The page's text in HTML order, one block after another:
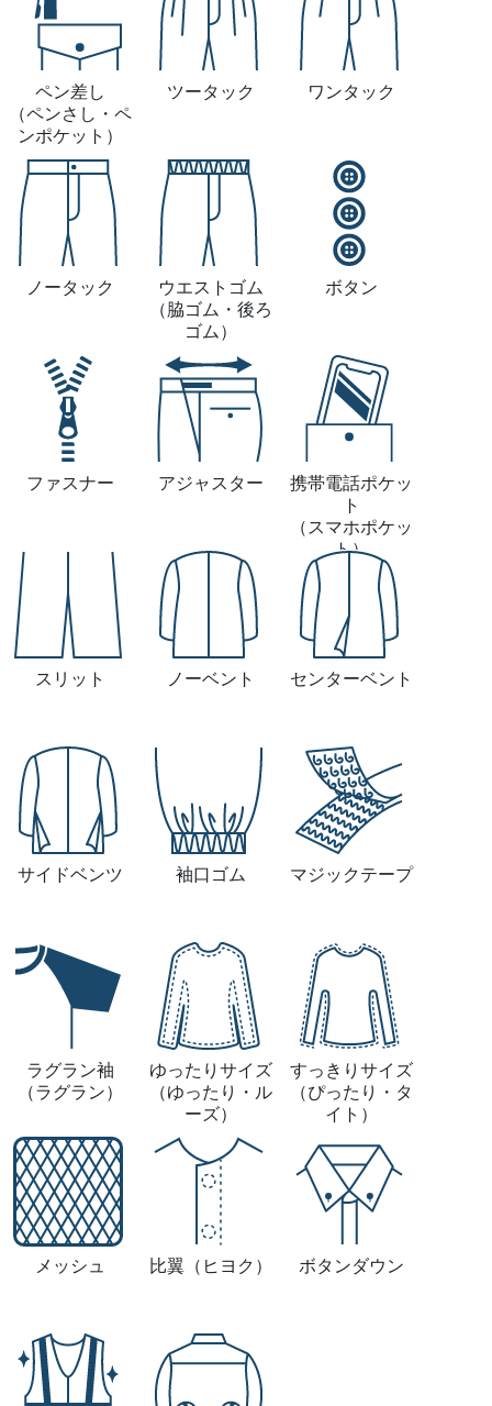
ペン差し
（ペンさし・ペ
ンポケット）
ツータック ワンタック
ノータック
ウエストゴム
（脇ゴム・後ろ
ゴム）
ボタン
ファスナー アジャスター
携帯電話ポケッ
ト
（スマホポケッ
ト）
スリット ノーベント センターベント
サイドベンツ 袖口ゴム マジックテープ
ラグラン袖
（ラグラン）
ゆったりサイズ
（ゆったり・ル
ーズ）
すっきりサイズ
（ぴったり・タ
イト）
メッシュ 比翼 （ヒヨク） ボタンダウン